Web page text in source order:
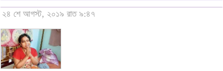
২৪ শে আগস্ট, ২০১৯ রাত ৯:৪৭